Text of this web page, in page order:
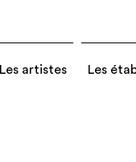
Les artistes Les